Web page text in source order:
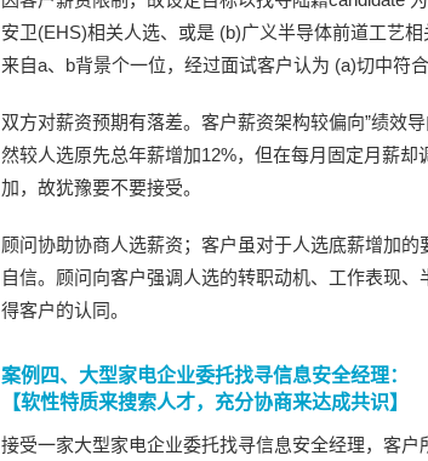
安卫(EHS)相关人选、或是 (b)广义半导体前道工艺
来自a、b背景个一位，经过面试客户认为 (a)切中符合
双方对薪资预期有落差。客户薪资架构较偏向”绩效
然较人选原先总年薪增加12%，但在每月固定月薪
加，故犹豫要不要接受。
顾问协助协商人选薪资；客户虽对于人选底薪增加
自信。顾问向客户强调人选的转职动机、工作表现
得客户的认同。
案例四、大型家电企业委托找寻信息安全经理：
【软性特质来搜索人才，充分协商来达成共识】
接受一家大型家电企业委托找寻信息安全经理，客